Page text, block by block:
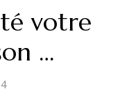
votre
…